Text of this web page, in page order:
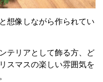
想像しながら作られてい
テリアとして飾る方、ど
スマスの楽しい雰囲気を